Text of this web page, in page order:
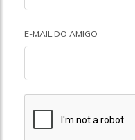
E-MAIL DO AMIGO